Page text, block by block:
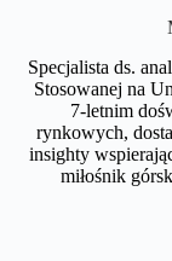
Specjalista ds.
Stosowanej na
7-letnim
rynkowych,
insighty
miłośnik